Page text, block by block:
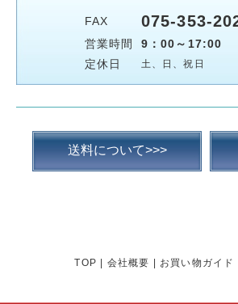
FAX 075-353-
営業時間
9：00～17:00
定休日
土、日、祝日
送料について>>>
TOP 会社概要 お買い物ガイド